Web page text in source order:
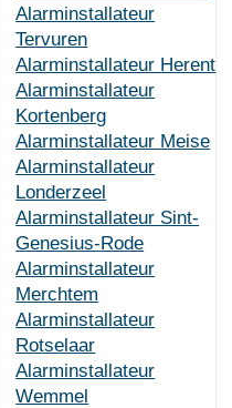
Alarminstallateur
Tervuren
Alarminstallateur Herent
Alarminstallateur
Kortenberg
Alarminstallateur Meise
Alarminstallateur
Londerzeel
Alarminstallateur Sint-
Genesius-Rode
Alarminstallateur
Merchtem
Alarminstallateur
Rotselaar
Alarminstallateur
Wemmel